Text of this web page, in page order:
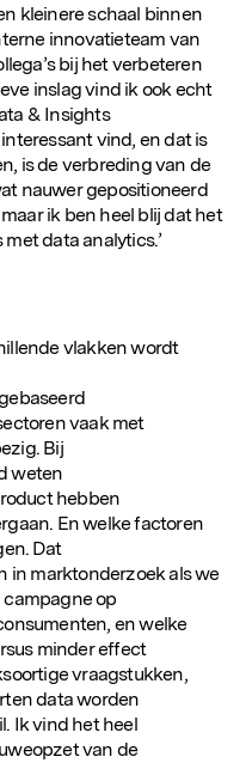
kleinere schaal binnen
innovatieteam van
bij het verbeteren
inslag vind ik ook echt
& Insights
vind, en dat is
is de verbreding van de
nauwer gepositioneerd
ik ben heel blij dat het
data analytics.’
vlakken wordt
vaak met
Bij
weten
hebben
En welke factoren
Dat
in marktonderzoek als we
op
en welke
minder effect
vraagstukken,
data worden
Ik vind het heel
van de